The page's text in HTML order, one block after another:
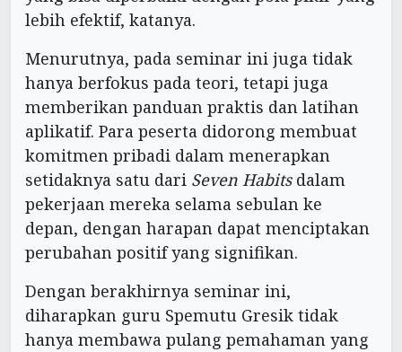
lebih efektif, katanya.
Menurutnya, pada seminar ini juga tidak
hanya berfokus pada teori, tetapi juga
memberikan panduan praktis dan latihan
aplikatif. Para peserta didorong membuat
komitmen pribadi dalam menerapkan
setidaknya satu dari Seven Habitsdalam
pekerjaan mereka selama sebulan ke
depan, dengan harapan dapat menciptakan
perubahan positif yang signifikan.
Dengan berakhirnya seminar ini,
diharapkan guru Spemutu Gresik tidak
hanya membawa pulang pemahaman yang